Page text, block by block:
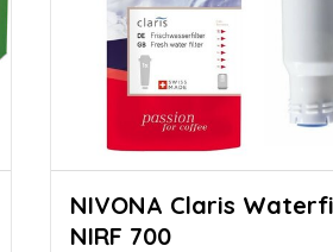
NIVONA Claris Waterfilter
NIRF 700